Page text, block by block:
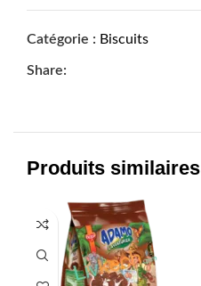
Catégorie : Biscuits
Share:
Produits similaires